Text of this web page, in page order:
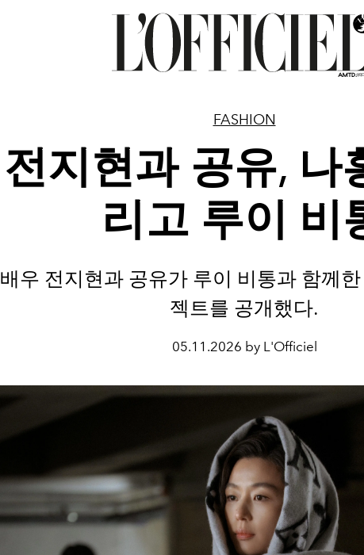
FASHION
전지현과 공유, 나
리고 루이 비
배우 전지현과 공유가 루이 비통과 함께
젝트를 공개했다.
05.11.2026 by L'Officiel